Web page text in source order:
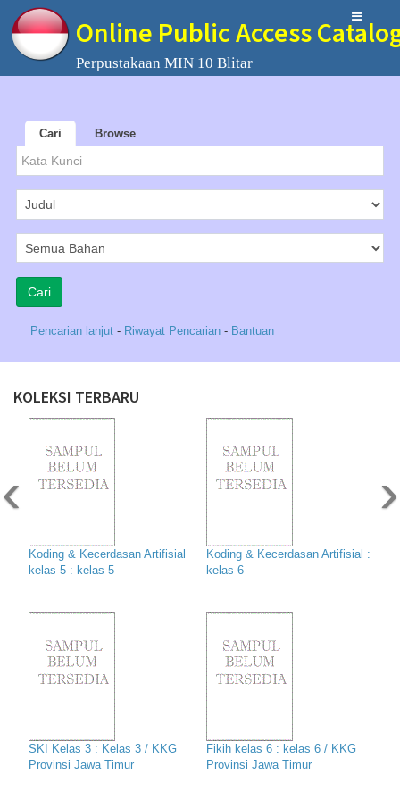
Online Public Access
Perpustakaan MIN 10 Blitar
Cari Browse
Pencarian lanjut - Riwayat Pencarian - Bantuan
KOLEKSI TERBARU
Koding & Kecerdasan Artifisial
kelas 5 : kelas 5
Koding & Kecerdasan Artifisial :
kelas 6
SKI Kelas 3 : Kelas 3 / KKG
Provinsi Jawa Timur
Fikih kelas 6 : kelas 6 / KKG
Provinsi Jawa Timur
‹ ›